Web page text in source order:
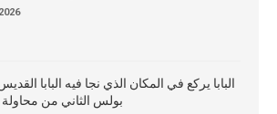
البابا يركع في المكان الذي نجا فيه البابا
بولس الثاني من محاولة